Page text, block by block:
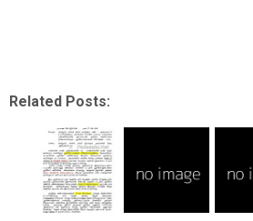
Related Posts: